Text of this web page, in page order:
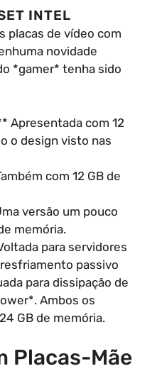
INTEL
placas de vídeo com
novidade
*gamer* tenha sido
Apresentada com 12
o design visto nas
com 12 GB de
versão um pouco
memória.
para servidores
passivo
para dissipação de
Ambos os
GB de memória.
Placas-Mãe